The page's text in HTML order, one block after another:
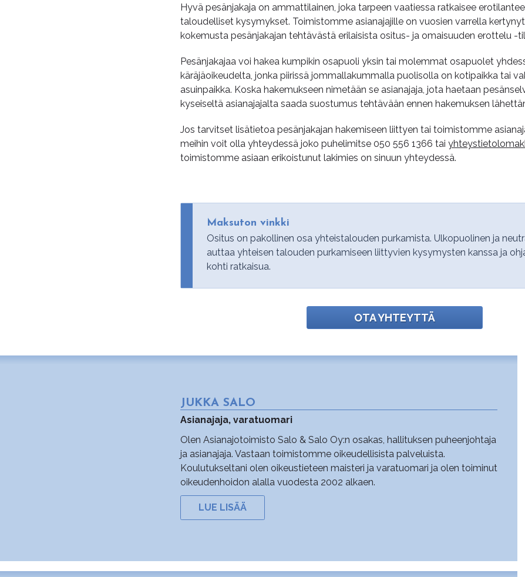
Hyvä pesänjakaja on ammattilainen, joka tarpeen vaatiessa ratkaisee
taloudelliset kysymykset. Toimistomme asianajajille on vuosien varrella
kokemusta pesänjakajan tehtävästä erilaisista ositus- ja omaisuuden erottelu -
Pesänjakajaa voi hakea kumpikin osapuoli yksin tai molemmat osapuolet
käräjäoikeudelta, jonka piirissä jommallakummalla puolisolla on kotipaikka tai
asuinpaikka. Koska hakemukseen nimetään se asianajaja, jota haetaan
kyseiseltä asianajajalta saada suostumus tehtävään ennen hakemuksen
Jos tarvitset lisätietoa pesänjakajan hakemiseen liittyen tai toimistomme
meihin voit olla yhteydessä joko puhelimitse 050 556 1366 tai
toimistomme asiaan erikoistunut lakimies on sinuun yhteydessä.
Maksuton vinkki
Ositus on pakollinen osa yhteistalouden purkamista. Ulkopuolinen ja
auttaa yhteisen talouden purkamiseen liittyvien kysymysten kanssa ja
kohti ratkaisua.
OTA YHTEYTTÄ
JUKKA SALO
Asianajaja, varatuomari
Olen Asianajotoimisto Salo & Salo Oy:n osakas, hallituksen puheenjohtaja
ja asianajaja. Vastaan toimistomme oikeudellisista palveluista.
Koulutukseltani olen oikeustieteen maisteri ja varatuomari ja olen toiminut
oikeudenhoidon alalla vuodesta 2002 alkaen.
LUE LISÄÄ